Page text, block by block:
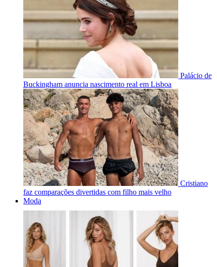
Palácio de
Buckingham anuncia nascimento real em Lisboa
Cristiano
faz comparações divertidas com filho mais velho
Moda